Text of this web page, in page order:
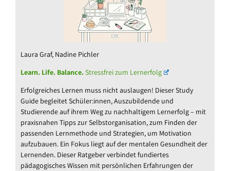
Laura Graf, Nadine Pichler
Learn. Life. Balance.Stressfrei zum Lernerfolg
Erfolgreiches Lernen muss nicht auslaugen! Dieser Study
Guide begleitet Schüler:innen, Auszubildende und
Studierende auf ihrem Weg zu nachhaltigem Lernerfolg – mit
praxisnahen Tipps zur Selbstorganisation, zum Finden der
passenden Lernmethode und Strategien, um Motivation
aufzubauen. Ein Fokus liegt auf der mentalen Gesundheit der
Lernenden. Dieser Ratgeber verbindet fundiertes
pädagogisches Wissen mit persönlichen Erfahrungen der